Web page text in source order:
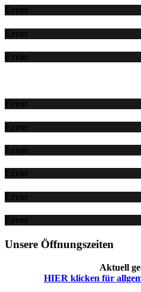
Error
Error
Error
Error
Error
Error
Error
Error
Error
Unsere Öffnungszeiten
Aktuell
HIER klicken für